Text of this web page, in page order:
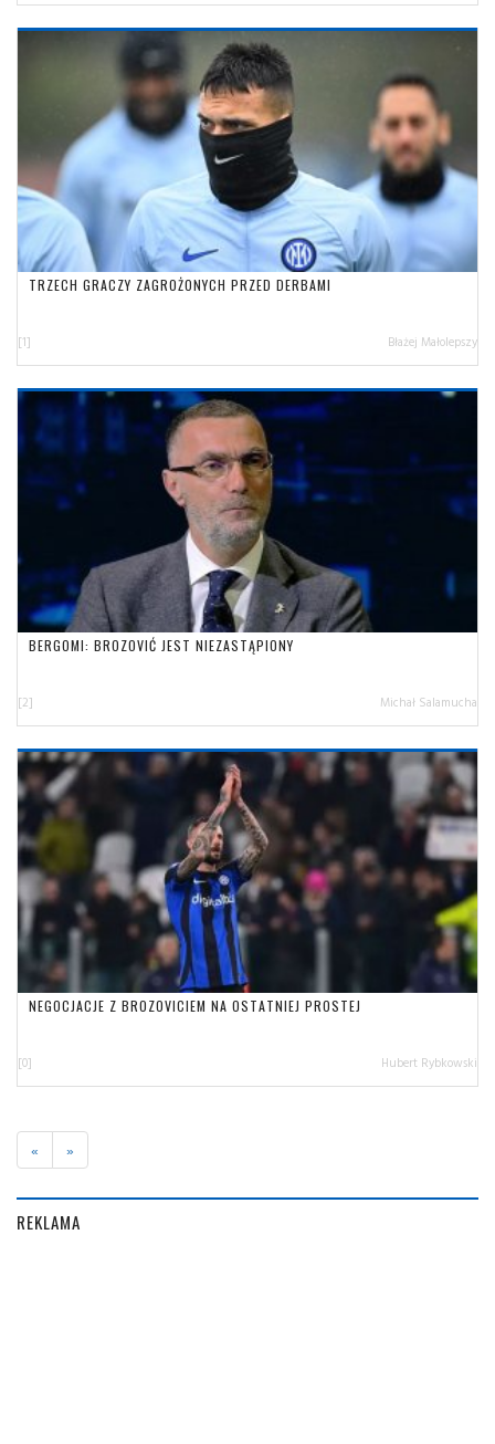
TRZECH GRACZY ZAGROŻONYCH PRZED DERBAMI
[1] Błażej Małolepszy
BERGOMI: BROZOVIĆ JEST NIEZASTĄPIONY
[2] Michał Salamucha
NEGOCJACJE Z BROZOVICIEM NA OSTATNIEJ PROSTEJ
[0] Hubert Rybkowski
« »
REKLAMA